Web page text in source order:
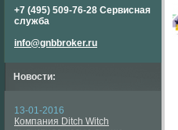
+7 (495) 509-76-28 Сервисная
служба
info@gnbbroker.ru
Новости:
13-01-2016
Компания Ditch Witch